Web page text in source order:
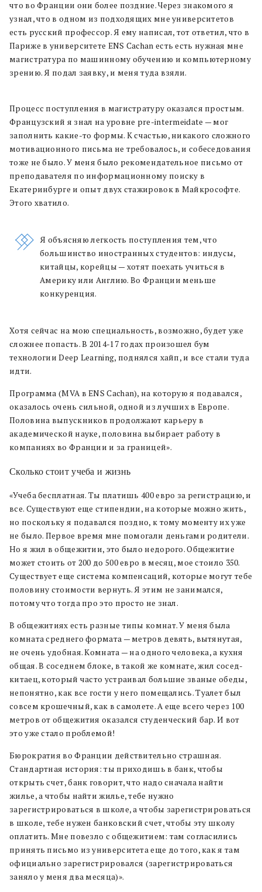
что во Франции они более поздние. Через знакомого я
узнал, что в одном из подходящих мне университетов
есть русский профессор. Я ему написал, тот ответил, что в
Париже в университете ENS Cachan есть есть нужная мне
магистратура по машинному обучению и компьютерному
зрению. Я подал заявку, и меня туда взяли.
Процесс поступления в магистратуру оказался простым.
Французский я знал на уровне pre-intermeidate — мог
заполнить какие-то формы. К счастью, никакого сложного
мотивационного письма не требовалось, и собеседования
тоже не было. У менябыло рекомендательное письмо от
преподавателя по информационному поиску в
Екатеринбурге и опыт двух стажировокв Майкрософте.
Этого хватило.
Я объясняю легкость поступления тем, что
большинство иностранных студентов: индусы,
китайцы, корейцы — хотят поехать учиться в
Америку или Англию. Во Франции меньше
конкуренция.
Хотя сейчас на мою специальность, возможно, будет уже
сложнее попасть. В 2014-17 годах произошел бум
технологии Deep Learning, поднялся хайп, и все стали туда
идти.
Программа (MVA в ENS Cachan), на которую я подавался,
оказалось очень сильной, одной из лучших в Европе.
Половина выпускников продолжают карьеру в
академической науке, половина выбирает работу в
компаниях во Франции и за границей».
Сколько стоит учеба и жизнь
«Учеба бесплатная. Ты платишь 400 евро за регистрацию, и
все. Существуют еще стипендии, на которые можно жить,
но поскольку я подавался поздно, к тому моменту их уже
не было. Первое время мне помогали деньгами родители.
Но я жил в общежитии, это было недорого. Общежитие
может стоить от 200 до 500 евро в месяц, мое стоило 350.
Существует еще система компенсаций, которые могут тебе
половину стоимости вернуть. Я этим не занимался,
потому что тогда про это просто не знал.
В общежитиях есть разные типы комнат. У меня была
комната среднего формата — метров девять, вытянутая,
не очень удобная. Комната — на одного человека, а кухня
общая. В соседнем блоке, в такой же комнате, жил сосед-
китаец, который часто устраивал большие званые обеды,
непонятно, как все гости у него помещались. Туалет был
совсем крошечный, как в самолете. А еще всего через 100
метров от общежития оказался студенческий бар. И вот
это уже стало проблемой!
Бюрократия во Франции действительно страшная.
Стандартная история: ты приходишь в банк, чтобы
открыть счет, банк говорит, что надо сначала найти
жилье, а чтобы найти жилье, тебе нужно
зарегистрироваться в школе, а чтобы зарегистрироваться
в школе, тебе нужен банковский счет, чтобы эту школу
оплатить. Мне повезло с общежитием: там согласились
принять письмо из университета еще до того, как я там
официально зарегистрировался (зарегистрироваться
заняло у меня два месяца)».